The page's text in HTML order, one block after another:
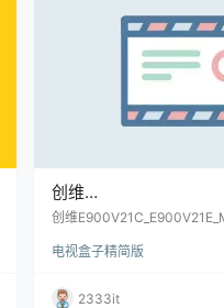
创维
测)
创维
电视盒子精简版
2333it